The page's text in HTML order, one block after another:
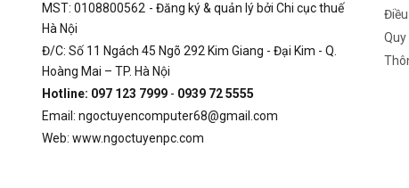
MST: 0108800562 - Đăng ký & quản lý bởi Chi cục thuế
Hà Nội
Đ/C: Số 11 Ngách 45 Ngõ 292 Kim Giang - Đại Kim - Q.
Hoàng Mai – TP. Hà Nội
Hotline: 097 123 7999 - 0939 72 5555
Email: ngoctuyencomputer68@gmail.com
Web: www.ngoctuyenpc.com